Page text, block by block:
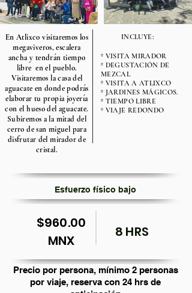
En Atlixco visitaremos los
megaviveros, escalera
ancha y tendrán tiempo
libre en el pueblo.
Visitaremos la casa del
aguacate en donde podrás
elaborar tu propia joyería
con el hueso del aguacate.
Subiremos a la mitad del
cerro de san miguel para
disfrutar del mirador de
cristal.
INCLUYE:
º VISITA MIRADOR
º DEGUSTACIÓN DE
MEZCAL
º VISITA A ATLIXCO
º JARDINES MÁGICOS.
º TIEMPO LIBRE
º VIAJE REDONDO
Esfuerzo físico bajo
$960.00
MNX
8 HRS
Precio por persona, mínimo 2 personas
por viaje, reserva con 24 hrs de